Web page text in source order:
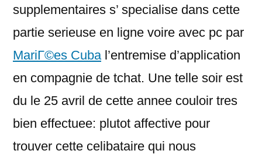
supplementaires s’ specialise dans cette
partie serieuse en ligne voire avec pc par
MariГ©es Cubal’entremise d’application
en compagnie de tchat. Une telle soir est
du le 25 avril de cette annee couloir tres
bien effectuee: plutot affective pour
trouver cette celibataire qui nous